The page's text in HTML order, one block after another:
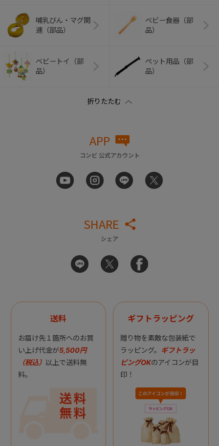
哺乳びん・マグ関
連（部品）
ベビー食器（部
品）
ベビートイ（部
品）
ペット用品（部
品）
APP
コンビ 公式アカウント
SHARE
シェア
送料
お届け先１箇所へのお買
い上げ代金が5,500円
（税込） 以上で送料無
料。
ギフトラッピング
贈り物を素敵な包装紙で
ラッピング。 ギフトラッ
ピングOKのアイコンが目
印！